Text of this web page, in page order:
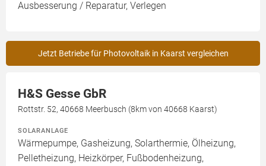
Ausbesserung / Reparatur, Verlegen
Jetzt Betriebe für Photovoltaik in Kaarst vergleichen
H&S Gesse GbR
Rottstr. 52, 40668 Meerbusch (8km von 40668 Kaarst)
SOLARANLAGE
Wärmepumpe, Gasheizung, Solarthermie, Ölheizung,
Pelletheizung, Heizkörper, Fußbodenheizung,